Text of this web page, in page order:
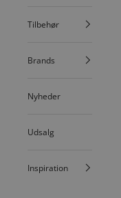
Tilbehør
Brands
Nyheder
Udsalg
Inspiration